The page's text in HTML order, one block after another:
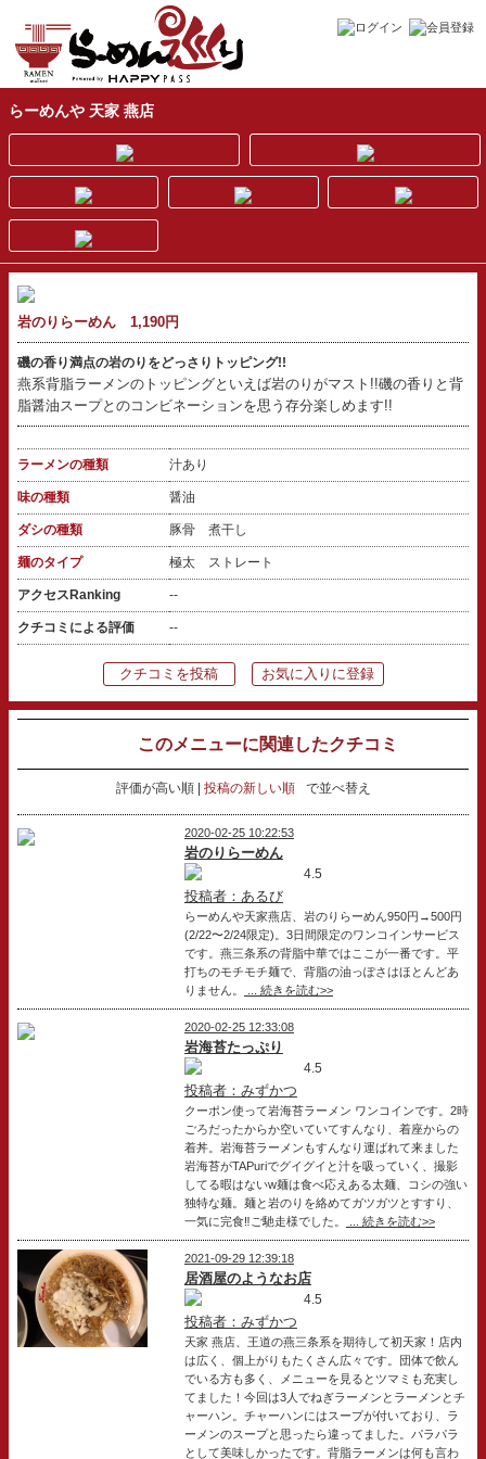
らーめんや 天家 燕店
岩のりらーめん 1,190円
磯の香り満点の岩のりをどっさりトッピング!!
燕系背脂ラーメンのトッピングといえば岩のりがマスト!!磯の香りと背
脂醤油スープとのコンビネーションを思う存分楽しめます!!
ラーメンの種類 汁あり
味の種類 醤油
ダシの種類 豚骨 煮干し
麺のタイプ 極太 ストレート
アクセスRanking --
クチコミによる評価 --
クチコミを投稿 お気に入りに登録
このメニューに関連したクチコミ
評価が高い順 投稿の新しい順 で並べ替え
2020-02-25 10:22:53
岩のりらーめん
4.5
投稿者：あるび
らーめんや天家燕店、岩のりらーめん950円→500円
(2/22〜2/24限定)。3日間限定のワンコインサービス
です。燕三条系の背脂中華ではここが一番です。平
打ちのモチモチ麺で、背脂の油っぽさはほとんどあ
りません。
... 続きを読む>>
2020-02-25 12:33:08
岩海苔たっぷり
4.5
投稿者：みずかつ
クーポン使って岩海苔ラーメン ワンコインです。2時
ごろだったからか空いていてすんなり、着座からの
着丼。岩海苔ラーメンもすんなり運ばれて来ました
岩海苔がTAPuriでグイグイと汁を吸っていく、撮影
してる暇はないw麺は食べ応えある太麺、コシの強い
独特な麺。麺と岩のりを絡めてガツガツとすすり、
一気に完食‼️ご馳走様でした。
... 続きを読む>>
2021-09-29 12:39:18
居酒屋のようなお店
4.5
投稿者：みずかつ
天家 燕店、王道の燕三条系を期待して初天家！店内
は広く、個上がりもたくさん広々です。団体で飲ん
でいる方も多く、メニューを見るとツマミも充実し
てました！今回は3人でねぎラーメンとラーメンとチ
ャーハン。チャーハンにはスープが付いており、ラ
ーメンのスープと思ったら違ってました。パラパラ
として美味しかったです。背脂ラーメンは何も言わ